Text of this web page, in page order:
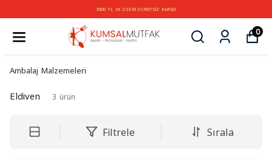
3500 TL VE ÜZERİ ÜCRETSİZ KARGO
0
Ambalaj Malzemeleri
Eldiven 3 ürün
Filtrele Sırala